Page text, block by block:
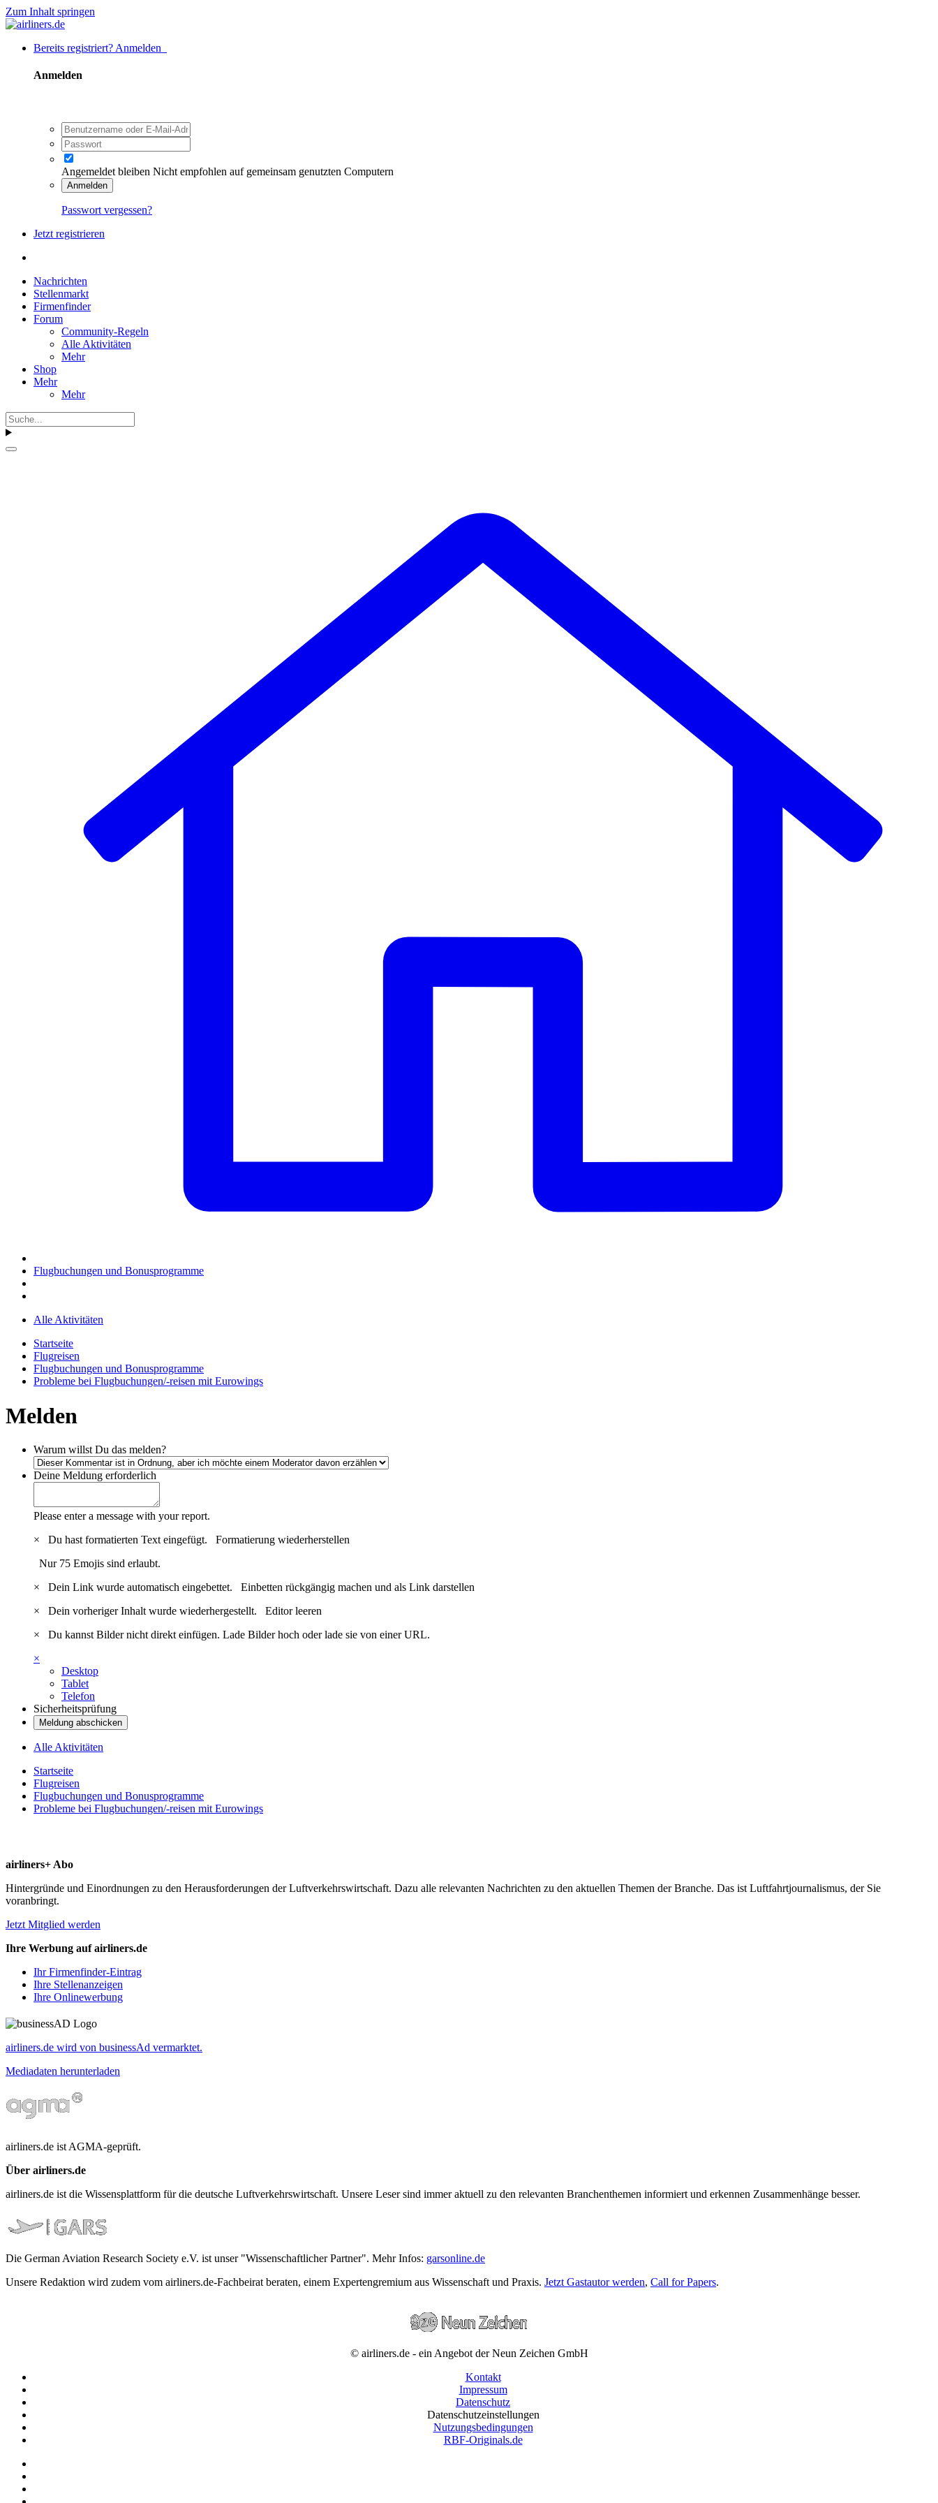
Zum Inhalt springen
Bereits registriert? Anmelden
Anmelden
Angemeldet bleiben Nicht empfohlen auf gemeinsam genutzten Computern
Anmelden
Passwort vergessen?
Jetzt registrieren
Nachrichten
Stellenmarkt
Firmenfinder
Forum
Community-Regeln
Alle Aktivitäten
Mehr
Shop
Mehr
Mehr
Flugbuchungen und Bonusprogramme
Alle Aktivitäten
Startseite
Flugreisen
Flugbuchungen und Bonusprogramme
Probleme bei Flugbuchungen/-reisen mit Eurowings
Melden
Warum willst Du das melden?
Deine Meldung erforderlich
Please enter a message with your report.
×
Du hast formatierten Text eingefügt. Formatierung wiederherstellen
Nur 75 Emojis sind erlaubt.
×
Dein Link wurde automatisch eingebettet. Einbetten rückgängig machen und als Link darstellen
×
Dein vorheriger Inhalt wurde wiederhergestellt. Editor leeren
×
Du kannst Bilder nicht direkt einfügen. Lade Bilder hoch oder lade sie von einer URL.
×
Desktop
Tablet
Telefon
Sicherheitsprüfung
Meldung abschicken
Alle Aktivitäten
Startseite
Flugreisen
Flugbuchungen und Bonusprogramme
Probleme bei Flugbuchungen/-reisen mit Eurowings
airliners+ Abo
Hintergründe und Einordnungen zu den Herausforderungen der Luftverkehrswirtschaft. Dazu alle relevanten Nachrichten zu den aktuellen Themen der Branche. Das ist Luftfahrtjournalismus, der Sie
voranbringt.
Jetzt Mitglied werden
Ihre Werbung auf airliners.de
Ihr Firmenfinder-Eintrag
Ihre Stellenanzeigen
Ihre Onlinewerbung
airliners.de wird von businessAd vermarktet.
Mediadaten herunterladen
airliners.de ist AGMA-geprüft.
Über airliners.de
airliners.de ist die Wissensplattform für die deutsche Luftverkehrswirtschaft. Unsere Leser sind immer aktuell zu den relevanten Branchenthemen informiert und erkennen Zusammenhänge besser.
Die German Aviation Research Society e.V. ist unser "Wissenschaftlicher Partner". Mehr Infos: garsonline.de
Unsere Redaktion wird zudem vom airliners.de-Fachbeirat beraten, einem Expertengremium aus Wissenschaft und Praxis. Jetzt Gastautor werden, Call for Papers.
© airliners.de - ein Angebot der Neun Zeichen GmbH
Kontakt
Impressum
Datenschutz
Datenschutzeinstellungen
Nutzungsbedingungen
RBF-Originals.de